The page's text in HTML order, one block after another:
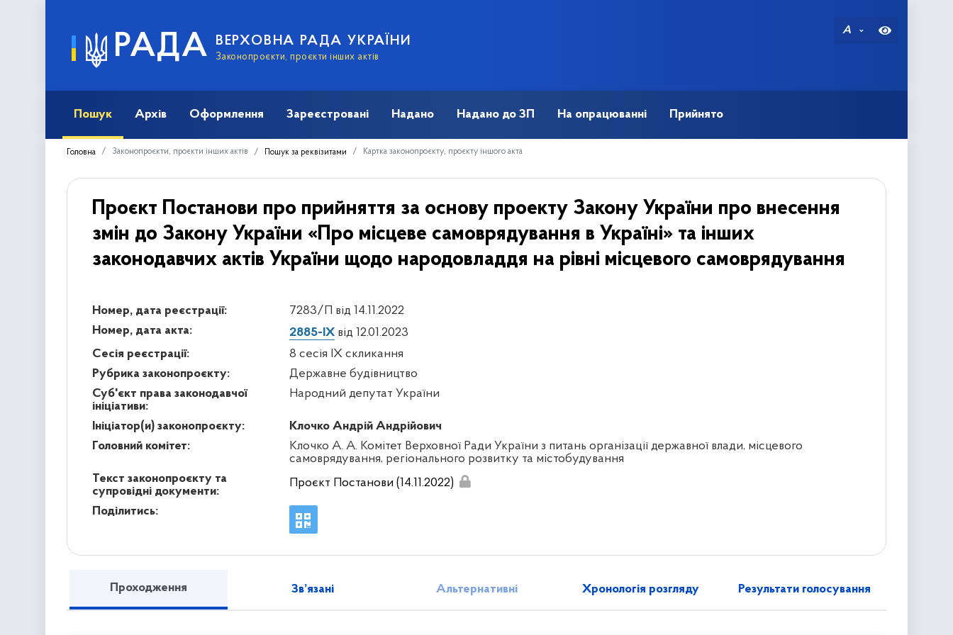
РАДА ВЕРХОВНА РАДА УКРАЇНИ
Законопроєкти, проєкти інших актів
A
Пошук Архів Оформлення Зареєстровані Надано Надано до ЗП На опрацюванні Прийнято
Головна Законопроєкти, проєкти інших актів Пошук за реквізитами Картка законопроєкту, проєкту іншого акта
Проєкт Постанови про прийняття за основу проекту Закону України про внесення
змін до Закону України «Про місцеве самоврядування в Україні» та інших
законодавчих актів України щодо народовладдя на рівні місцевого самоврядування
Номер, дата реєстрації:
7283/П від 14.11.2022
Номер, дата акта:
2885-IX від 12.01.2023
Сесія реєстрації:
8 сесія IX скликання
Рубрика законопроєкту:
Державне будівництво
Суб'єкт права законодавчої
ініціативи:
Народний депутат України
Ініціатор(и) законопроєкту:
Клочко Андрій Андрійович
Головний комітет:
Клочко А. А. Комітет Верховної Ради України з питань організації державної влади, місцевого
самоврядування, регіонального розвитку та містобудування
Текст законопроєкту та
супровідні документи:
Проєкт Постанови (14.11.2022)
Поділитись:
Проходження Зв’язані Альтернативні Хронологія розгляду Результати голосування